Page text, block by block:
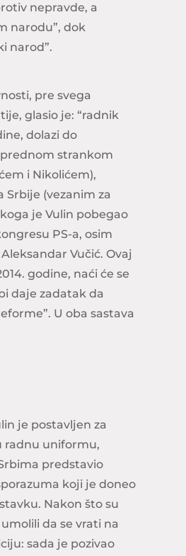
nepravde, a
narodu”, dok
narod”.
pre svega
glasio je: “radnik
dolazi do
strankom
i Nikolićem),
(vezanim za
je Vulin pobegao
PS-a, osim
Aleksandar Vučić. Ovaj
godine, naći će se
daje zadatak da
U oba sastava
je postavljen za
radnu uniformu,
predstavio
koji je doneo
Nakon što su
da se vrati na
sada je pozivao